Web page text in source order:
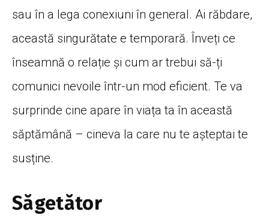
sau în a lega conexiuni în general. Ai răbdare,
această singurătate e temporară. Înveți ce
înseamnă o relație și cum ar trebui să-ți
comunici nevoile într-un mod eficient. Te va
surprinde cine apare în viața ta în această
săptămână – cineva la care nu te așteptai te
susține.
Săgetător